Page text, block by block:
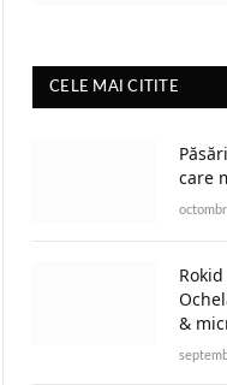
CELE MAI CITITE
care
&